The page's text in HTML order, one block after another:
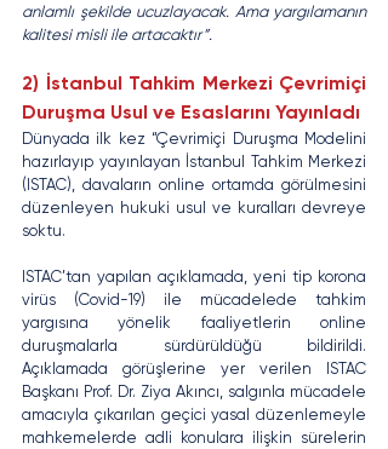
anlamlı şekilde ucuzlayacak. Ama yargılamanın
kalitesi misli ile artacaktır”.
2) İstanbul Tahkim Merkezi Çevrimiçi
Duruşma Usul ve Esaslarını Yayınladı
Dünyada ilk kez “Çevrimiçi Duruşma Modelini
hazırlayıp yayınlayan İstanbul Tahkim Merkezi
(ISTAC), davaların online ortamda görülmesini
düzenleyen hukuki usul ve kuralları devreye
soktu.
ISTAC’tan yapılan açıklamada, yeni tip korona
virüs (Covid-19) ile mücadelede tahkim
yargısına yönelik faaliyetlerin online
duruşmalarla sürdürüldüğü bildirildi.
Açıklamada görüşlerine yer verilen ISTAC
Başkanı Prof. Dr. Ziya Akıncı, salgınla mücadele
amacıyla çıkarılan geçici yasal düzenlemeyle
mahkemelerde adli konulara ilişkin sürelerin